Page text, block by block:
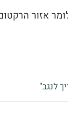
לנגב"